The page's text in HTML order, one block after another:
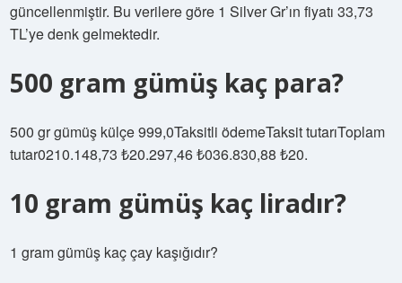
güncellenmiştir. Bu verilere göre 1 Silver Gr’ın fiyatı 33,73
TL’ye denk gelmektedir.
500 gram gümüş kaç para?
500 gr gümüş külçe 999,0Taksitli ödemeTaksit tutarıToplam
tutar0210.148,73 ₺20.297,46 ₺036.830,88 ₺20.
10 gram gümüş kaç liradır?
1 gram gümüş kaç çay kaşığıdır?